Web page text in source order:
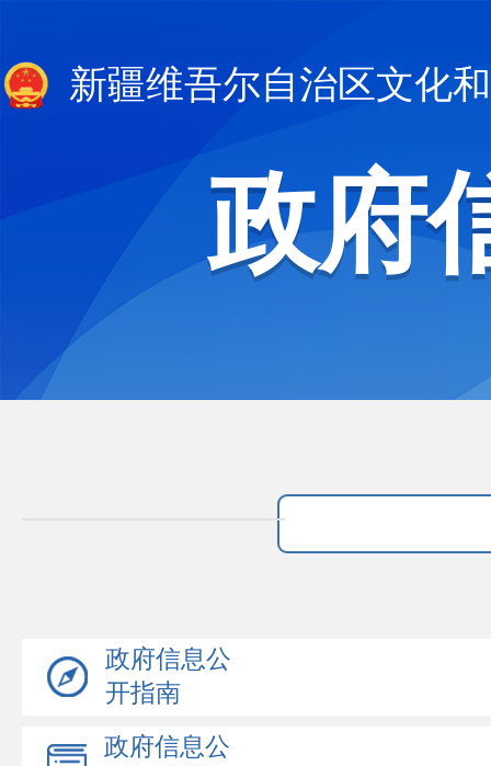
新疆维吾尔自治区文化
政府
政府信息公
开指南
政府信息公